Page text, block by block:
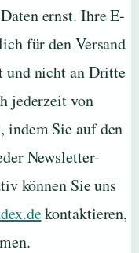
ernst. Ihre E-
für den Versand
und nicht an Dritte
jederzeit von
indem Sie auf den
Newsletter-
können Sie uns
kontaktieren,